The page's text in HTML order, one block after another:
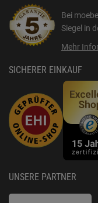
Bei
Siegel in
Mehr
SICHERER EINKAUF
UNSERE PARTNER